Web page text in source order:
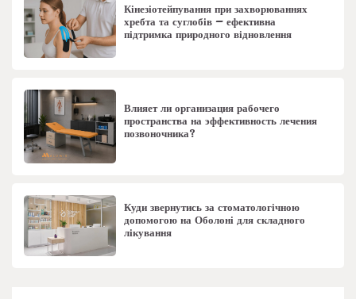
Кінезіотейпування при захворюваннях
хребта та суглобів – ефективна
підтримка природного відновлення
Влияет ли организация рабочего
пространства на эффективность лечения
позвоночника?
Куди звернутись за стоматологічною
допомогою на Оболоні для складного
лікування